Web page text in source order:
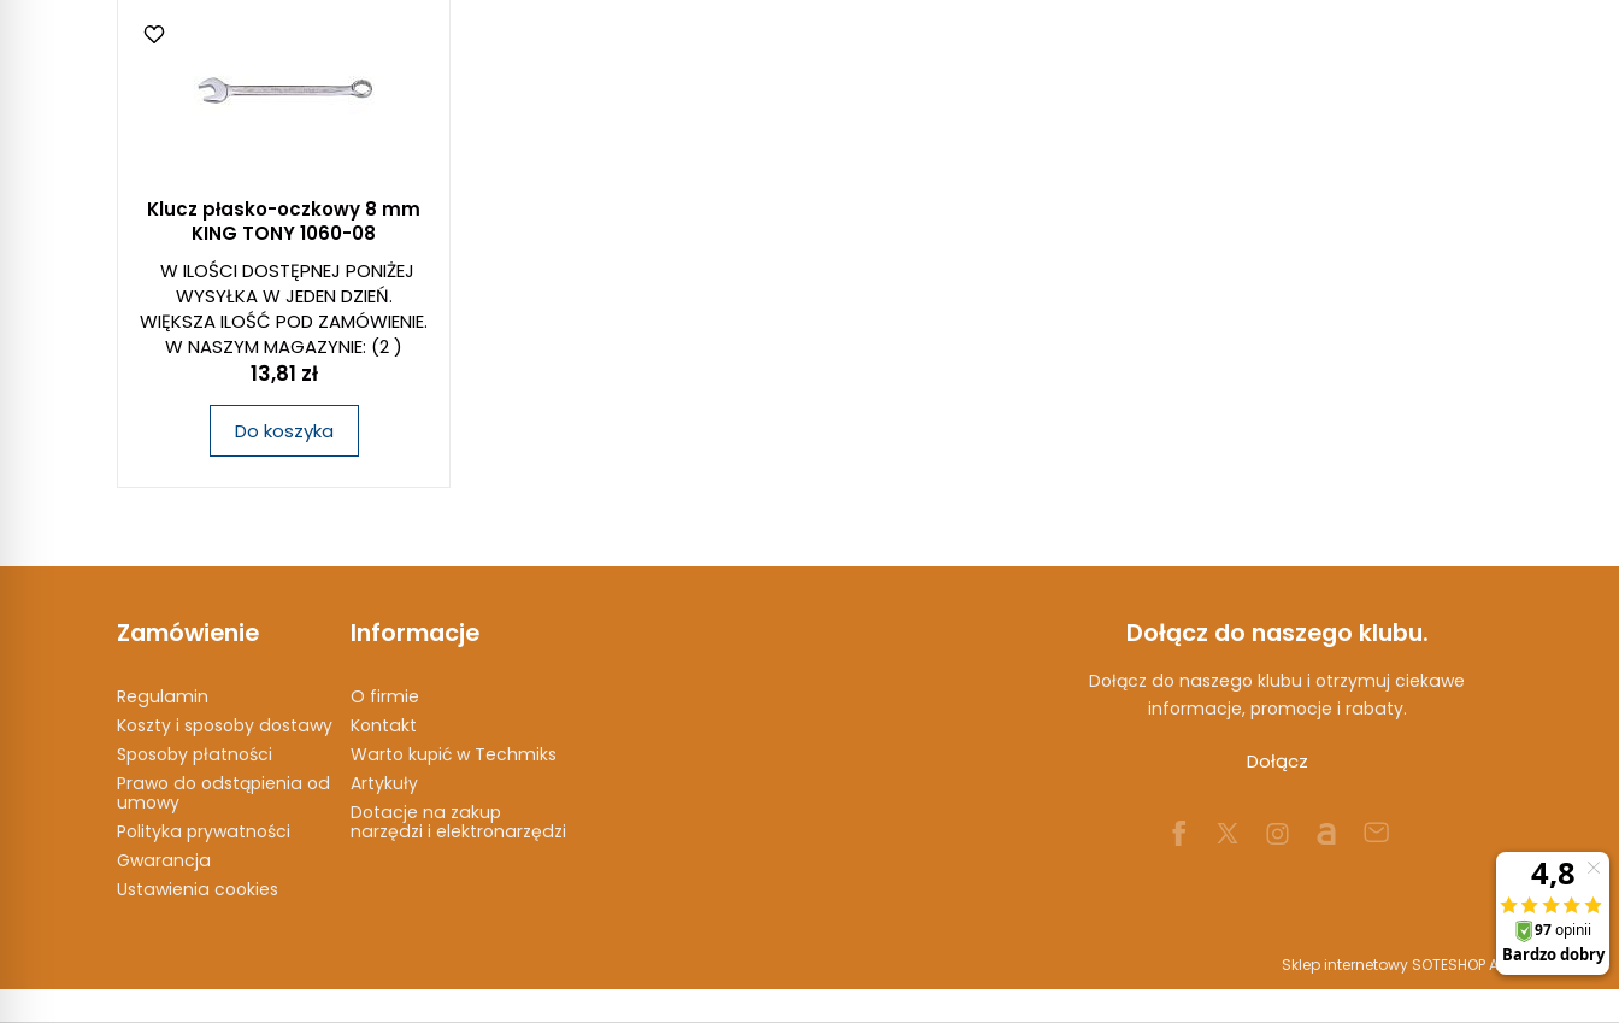
Klucz płasko-oczkowy 8 mm
KING TONY 1060-08
W ILOŚCI DOSTĘPNEJ PONIŻEJ
WYSYŁKA W JEDEN DZIEŃ.
WIĘKSZA ILOŚĆ POD ZAMÓWIENIE.
W NASZYM MAGAZYNIE: (2 )
13,81 zł
Do koszyka
Zamówienie
Regulamin
Koszty i sposoby dostawy
Sposoby płatności
Prawo do odstąpienia od
umowy
Polityka prywatności
Gwarancja
Ustawienia cookies
Informacje
O firmie
Kontakt
Warto kupić w Techmiks
Artykuły
Dotacje na zakup
narzędzi i elektronarzędzi
Dołącz do naszego klubu.
Dołącz do naszego klubu i otrzymuj ciekawe
informacje, promocje i rabaty.
Dołącz
Sklep internetowy SOTESHOP AI